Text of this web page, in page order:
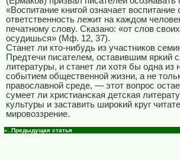
«Воспитание книгой означает
ответственность лежит на каждом
печатному слову. Сказано: «от слов
осудишься» (Мф. 12, 37).
Станет ли кто-нибудь из участников
Предтечи писателем, оставившим яркий
литературы, и станет ли хотя бы одна из
событием общественной жизни, а не
православной среде, — этот вопрос
сумеет ли христианская детская
культуры и заставить широкий круг
мировоззрение.
«..Предыдущая статья